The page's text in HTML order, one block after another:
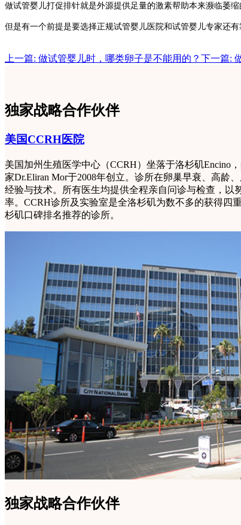
做试管婴儿打促排针就是外源提供足量的激素帮助本来濒临萎
但是有一个前提是要选择正规试管婴儿医院和试管婴儿专家还有
上一篇: 做试管婴儿时，哪类卵子是不能用的？ 下一篇:
独家战略合作伙伴
美国CCRH医院
美国加州生殖医学中心（CCRH）坐落于洛杉矶Encino
家Dr.Eliran Mor于2008年创立。诊所在卵巢早衰、高龄
经验与技术。所有医生均提供全程亲自问诊与检查，以
率。CCRH诊所及实验室是全洛杉矶为数不多的获得四
杉矶口碑排名推荐的诊所。
独家战略合作伙伴